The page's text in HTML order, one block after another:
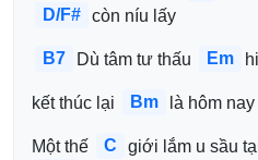
D/F# còn níu lấy
B7 Dù tâm tư thấu Em
kết thúc lại Bm là hôm nay
Một thế C giới lắm u sầu